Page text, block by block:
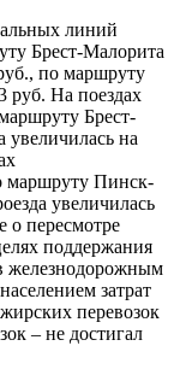
линий
Брест-Малорита
по маршруту
руб. На поездах
Брест-
увеличилась на
маршруту Пинск-
увеличилась
о пересмотре
поддержания
железнодорожным
затрат
перевозок
– не достигал